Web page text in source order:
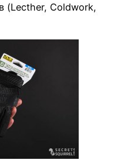
(Lecther, Coldwork,